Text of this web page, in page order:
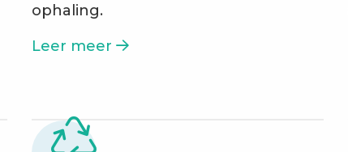
ophaling.
Leer meer